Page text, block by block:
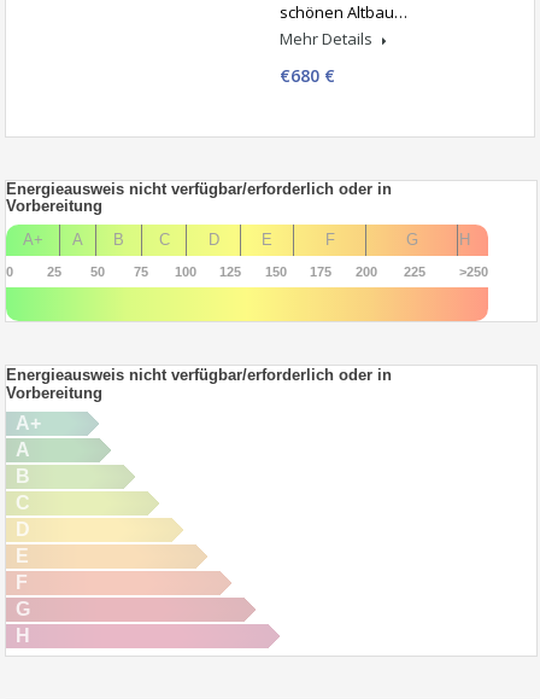
schönen Altbau…
Mehr Details
€680 €
Energieausweis nicht verfügbar/erforderlich oder in
Vorbereitung
A+
A B C D E F G H
0 25 50 75 100 125 150 175 200 225 >250
Energieausweis nicht verfügbar/erforderlich oder in
Vorbereitung
A+
A
B
C
D
E
F
G
H